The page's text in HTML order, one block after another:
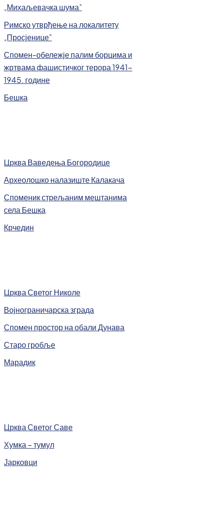
„Михаљевачка шума”
Римско утврђење на локалитету
„Просјенице”
Спомен-обележје палим борцима и
жртвама фашистичког терора 1941-
1945. године
Бешка
Црква Ваведења Богородице
Археолошко налазиште Калакача
Споменик стрељаним мештанима
села Бешка
Крчедин
Црква Светог Николе
Војнограничарска зграда
Спомен простор на обали Дунава
Старо гробље
Марадик
Црква Светог Саве
Хумка – тумул
Јарковци